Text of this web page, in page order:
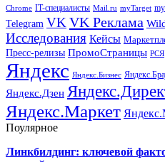
Chrome IT-специалисты Mail.ru myTarget
Telegram VK VK Реклама
Исследования Кейсы
Пресс-релизы ПромоСтраницы РСЯ
Яндекс Яндекс.Бизнес
Яндекс.Дзен
Яндекс.Маркет
Поулярное
Линкбилдинг: ключевой